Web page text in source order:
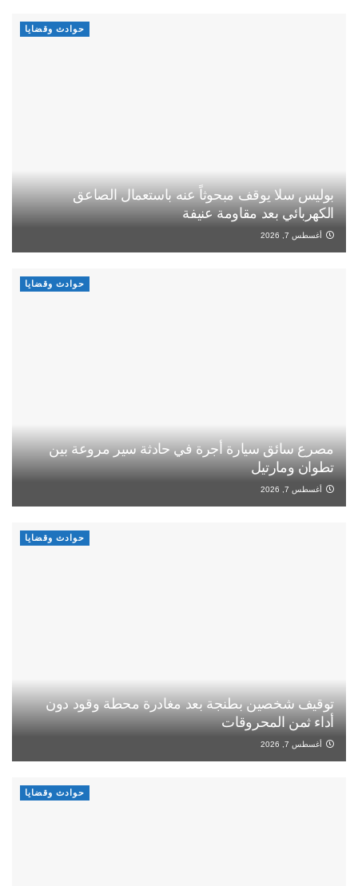
حوادث وقضايا
بوليس سلا يوقف مبحوثاً عنه باستعمال الصاعق
الكهربائي بعد مقاومة عنيفة
أغسطس 7, 2026
حوادث وقضايا
مصرع سائق سيارة أجرة في حادثة سير مروعة بين
تطوان ومارتيل
أغسطس 7, 2026
حوادث وقضايا
توقيف شخصين بطنجة بعد مغادرة محطة وقود دون
أداء ثمن المحروقات
أغسطس 7, 2026
حوادث وقضايا